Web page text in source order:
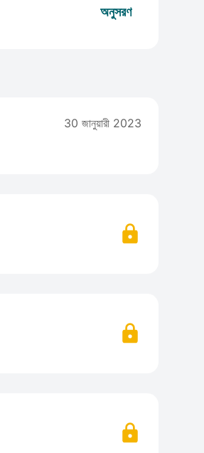
অনুসরণ
30 জানুয়ারী 2023